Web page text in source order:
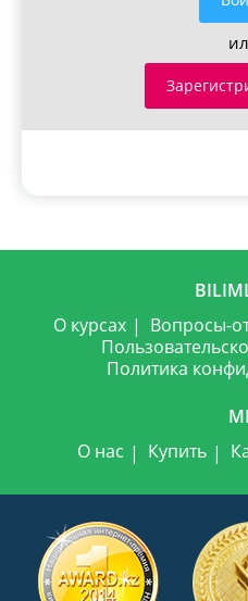
О курсах
Вопросы-
Политика
О нас
Купить